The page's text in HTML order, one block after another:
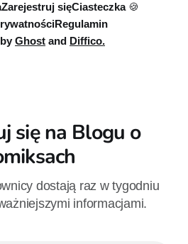
Zarejestruj sięCiasteczka 🍪
Regulamin
Ghost and Diffico.
się na Blogu o
dostają raz w tygodniu
informacjami.